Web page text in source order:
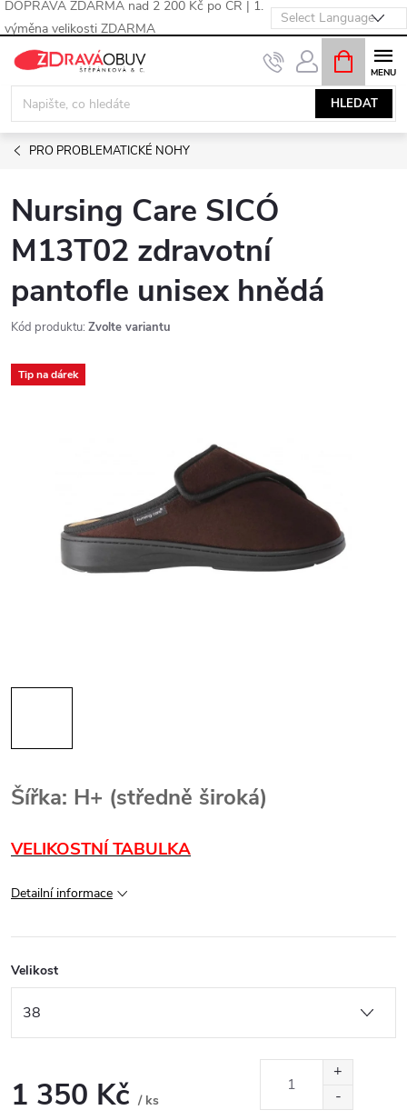
DOPRAVA ZDARMA nad 2 200 Kč po ČR | 1.
výměna velikosti ZDARMA
Přejít
obsah
HLEDAT
NÁKUPNÍ
KOŠÍK
PRO PROBLEMATICKÉ NOHY
Nursing Care SICÓ
M13T02 zdravotní
pantofle unisex hnědá
Kód produktu: Zvolte variantu
Tip na dárek
Šířka: H+ (středně široká)
VELIKOSTNÍ TABULKA
Detailní informace
Velikost
1 350 Kč / ks